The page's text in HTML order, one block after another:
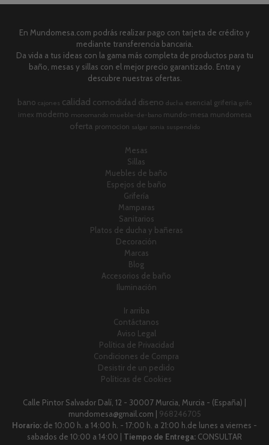
En Mundomesa.com podrás realizar pago con tarjeta de crédito y
mediante transferencia bancaria.
Da vida a tus ideas con la gama más completa de productos para tu
baño, mesas y sillas con el mejor precio garantizado. Entra y
descubre nuestras ofertas.
bano cajones calidad comodidad diseno ducha esencial griferia grifo
imex moderno monomando mueble-de-bano mundo-mesa mundomesa
oferta promocion salgar sonia suspendido
Mesas
Sillas
Muebles de baño
Espejos de baño
Grifería
Mamparas
Sanitarios
Platos de ducha y bañeras
Decoración
Marcas
Blog
Accesorios de baño
Iluminación
Ir arriba
Contáctanos
Aviso Legal
Política de Privacidad
Condiciones de Compra
Desistir de un pedido
Políticas de Cookies
Calle Pintor Salvador Dalí, 12 - 30007 Murcia, Murcia - (España) |
mundomesa@gmail.com | 968246705
Horario: de 10:00 h. a 14:00 h. - 17:00 h. a 21:00 h.de lunes a viernes -
sabados de 10:00 a 14:00 | Tiempo de Entrega: CONSULTAR